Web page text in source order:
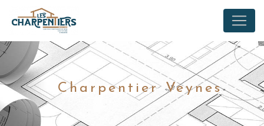
Charpentier Veynes
Panneau de gestion des cookies